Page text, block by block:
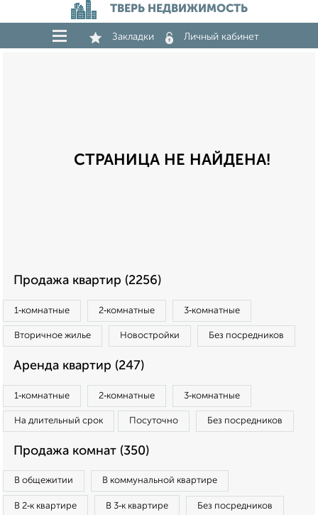
ТВЕРЬ НЕДВИЖИМОСТЬ
Закладки Личный кабинет
СТРАНИЦА НЕ НАЙДЕНА!
Продажа квартир (2256)
1‑комнатные 2‑комнатные 3‑комнатные
Вторичное жилье Новостройки Без посредников
Аренда квартир (247)
1‑комнатные 2‑комнатные 3‑комнатные
На длительный срок Посуточно Без посредников
Продажа комнат (350)
В общежитии В коммунальной квартире
В 2‑к квартире В 3‑к квартире Без посредников